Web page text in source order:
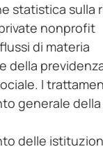
statistica sulla
nonprofit
di materia
della
I
generale
delle